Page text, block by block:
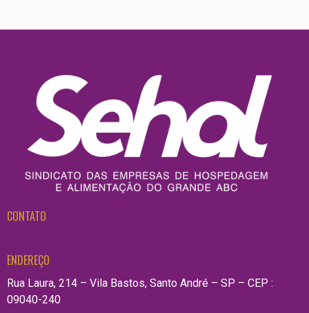
CONTATO
ENDEREÇO
Rua Laura, 214 – Vila Bastos, Santo André – SP – CEP :
09040-240